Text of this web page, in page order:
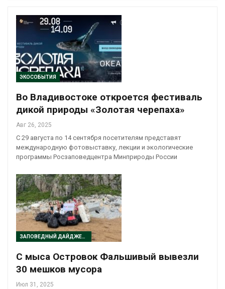
ЭКОСОБЫТИЯ
Во Владивостоке откроется фестиваль
дикой природы «Золотая черепаха»
Авг 26, 2025
С 29 августа по 14 сентября посетителям представят
международную фотовыставку, лекции и экологические
программы Росзаповедцентра Минприроды России
ЗАПОВЕДНЫЙ ДАЙДЖЕСТ
С мыса Островок Фальшивый вывезли
30 мешков мусора
Июл 31, 2025